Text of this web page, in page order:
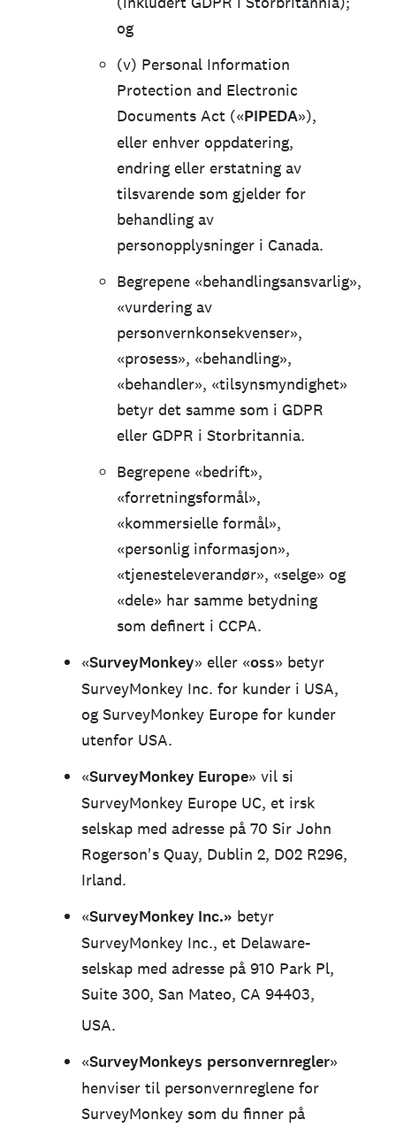
og
(v) Personal Information
Protection and Electronic
Documents Act («PIPEDA»),
eller enhver oppdatering,
endring eller erstatning av
tilsvarende som gjelder for
behandling av
personopplysninger i Canada.
Begrepene «behandlingsansvarlig»,
«vurdering av
personvernkonsekvenser»,
«prosess», «behandling»,
«behandler», «tilsynsmyndighet»
betyr det samme som i GDPR
eller GDPR i Storbritannia.
Begrepene «bedrift»,
«forretningsformål»,
«kommersielle formål»,
«personlig informasjon»,
«tjenesteleverandør», «selge» og
«dele» har samme betydning
som definert i CCPA.
«SurveyMonkey» eller «oss» betyr
SurveyMonkey Inc. for kunder i USA,
og SurveyMonkey Europe for kunder
utenfor USA.
«SurveyMonkey Europe» vil si
SurveyMonkey Europe UC, et irsk
selskap med adresse på 70 Sir John
Rogerson's Quay, Dublin 2, D02 R296,
Irland.
«SurveyMonkey Inc.» betyr
SurveyMonkey Inc., et Delaware-
selskap med adresse på 910 Park Pl,
Suite 300, San Mateo, CA 94403,
USA.
«SurveyMonkeys personvernregler»
henviser til personvernreglene for
SurveyMonkey som du finner på